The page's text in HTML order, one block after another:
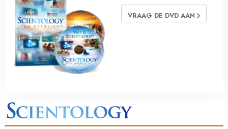
VRAAG DE DVD AAN